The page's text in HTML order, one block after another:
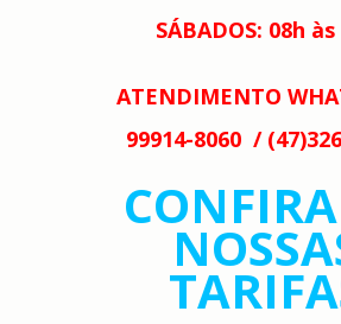
SÁBADOS: 08h às
ATENDIMENTO
99914-8060 /